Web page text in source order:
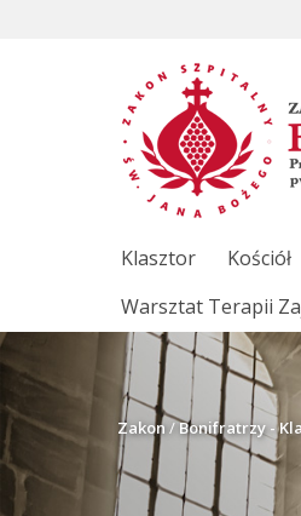
Klasztor Kościół
Warsztat Terapii
Zakon/Bonifratrzy -